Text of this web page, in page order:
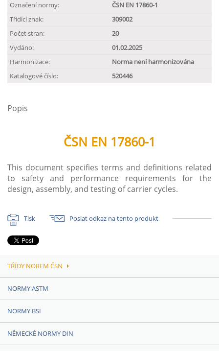
Označení normy:
ČSN EN 17860-1
Třídící znak:
309002
Počet stran:
20
Vydáno:
01.02.2025
Harmonizace:
Norma není harmonizována
Katalogové číslo:
520446
Popis
ČSN EN 17860-1
This document specifies terms and definitions related
to safety and performance requirements for the
design, assembly, and testing of carrier cycles.
Tisk Poslat odkaz na tento produkt
TŘÍDY NOREM ČSN
NORMY ASTM
NORMY BSI
NĚMECKÉ NORMY DIN